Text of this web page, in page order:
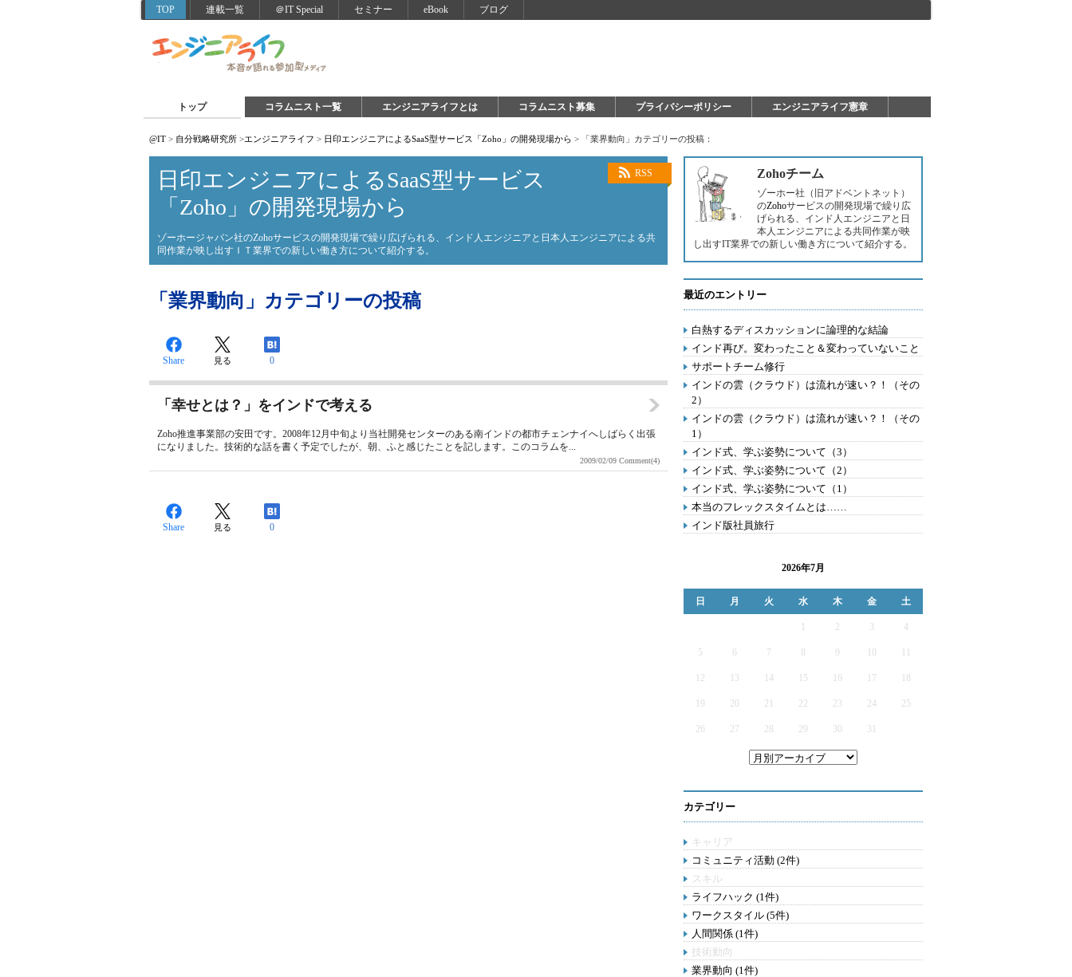
TOP 連載一覧 ＠IT Special セミナー eBook ブログ
トップ コラムニスト一覧 エンジニアライフとは コラムニスト募集 プライバシーポリシー エンジニアライフ憲章
@IT > 自分戦略研究所 >エンジニアライフ > 日印エンジニアによるSaaS型サービス「Zoho」の開発現場から > 「業界動向」カテゴリーの投稿：
RSS
日印エンジニアによるSaaS型サービス
「Zoho」の開発現場から
ゾーホージャパン社のZohoサービスの開発現場で繰り広げられる、インド人エンジニアと日本人エンジニアによる共
同作業が映し出すＩＴ業界での新しい働き方について紹介する。
「業界動向」カテゴリーの投稿
Share 見る 0
「幸せとは？」をインドで考える
Zoho推進事業部の安田です。2008年12月中旬より当社開発センターのある南インドの都市チェンナイへしばらく出張
になりました。技術的な話を書く予定でしたが、朝、ふと感じたことを記します。このコラムを...
2009/02/09 Comment(4)
Share 見る 0
Zohoチーム
ゾーホー社（旧アドベントネット）
のZohoサービスの開発現場で繰り広
げられる、インド人エンジニアと日
本人エンジニアによる共同作業が映
し出すIT業界での新しい働き方について紹介する。
最近のエントリー
白熱するディスカッションに論理的な結論
インド再び。変わったこと＆変わっていないこと
サポートチーム修行
インドの雲（クラウド）は流れが速い？！（その
2）
インドの雲（クラウド）は流れが速い？！（その
1）
インド式、学ぶ姿勢について（3）
インド式、学ぶ姿勢について（2）
インド式、学ぶ姿勢について（1）
本当のフレックスタイムとは……
インド版社員旅行
2026年7月
日 月 火 水 木 金 土
2 3 4
5 6 7 9
12 13 14 15 16 17
19 20 21 22 23 24 25
26 27 28 29 30 31
カテゴリー
キャリア
コミュニティ活動 (2件)
スキル
ライフハック (1件)
ワークスタイル (5件)
人間関係 (1件)
技術動向
業界動向 (1件)